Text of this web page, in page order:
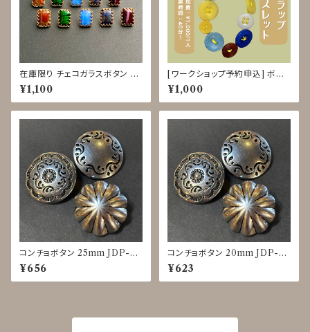
在庫限り チェコガラスボタン 17
mm HPO11134〜11139
¥1,100
[ワークショップ予約申込] ボタ
ンストラップ クラフト体験 8/18-
22
¥1,000
コンチョボタン 25mm JDP-00
16
¥656
コンチョボタン 20mm JDP-0
016
¥623